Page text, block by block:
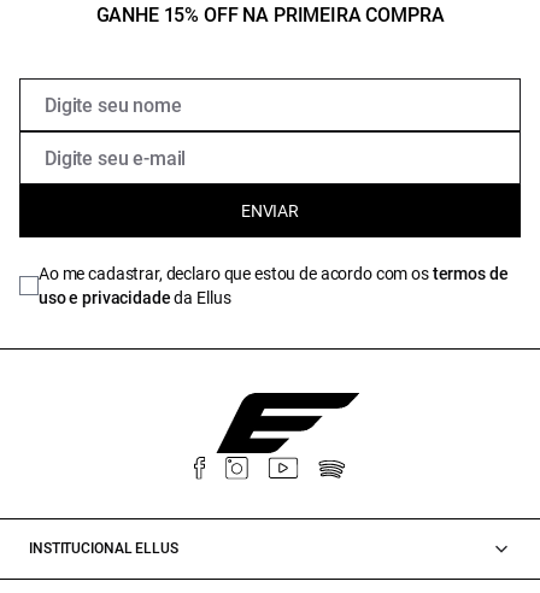
GANHE 15% OFF NA PRIMEIRA COMPRA
ENVIAR
Ao me cadastrar, declaro que estou de acordo com ostermos de
uso e privacidadeda Ellus
INSTITUCIONAL ELLUS